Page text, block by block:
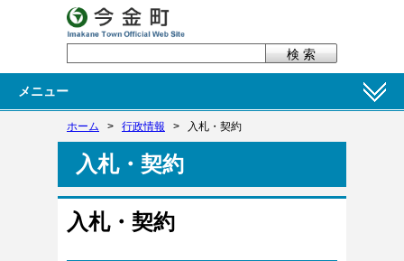
メニュー
ホーム > 行政情報 > 入札・契約
入札・契約
入札・契約